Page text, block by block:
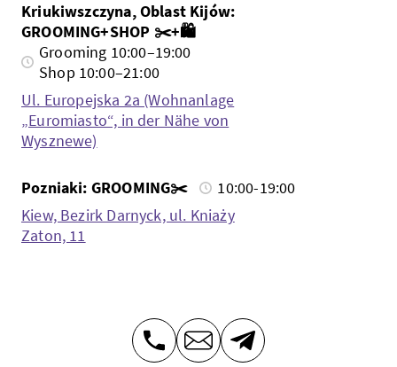
Kriukiwszczyna, Oblast Kijów:
GROOMING+SHOP ✂️+🛍️
Grooming 10:00–19:00
Shop 10:00–21:00
Ul. Europejska 2a (Wohnanlage
„Euromiasto“, in der Nähe von
Wysznewe)
Pozniaki: GROOMING✂️
10:00-19:00
Kiew, Bezirk Darnyck, ul. Kniaży
Zaton, 11